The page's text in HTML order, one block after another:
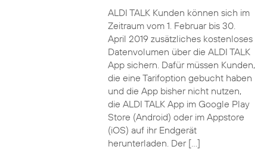
ALDI TALK Kunden können sich im
Zeitraum vom 1. Februar bis 30.
April 2019 zusätzliches kostenloses
Datenvolumen über die ALDI TALK
App sichern. Dafür müssen Kunden,
die eine Tarifoption gebucht haben
und die App bisher nicht nutzen,
die ALDI TALK App im Google Play
Store (Android) oder im Appstore
(iOS) auf ihr Endgerät
herunterladen. Der […]